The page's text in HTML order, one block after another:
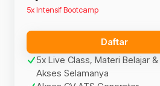
5x Intensif Bootcamp
Daftar
5x Live Class, Materi Belajar
Akses Selamanya